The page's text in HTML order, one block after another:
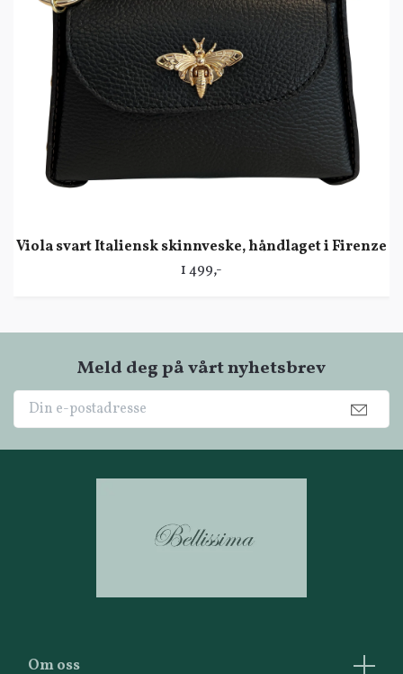
Viola svart Italiensk skinnveske, håndlaget i Firenze
1 499,-
Meld deg på vårt nyhetsbrev
Om oss